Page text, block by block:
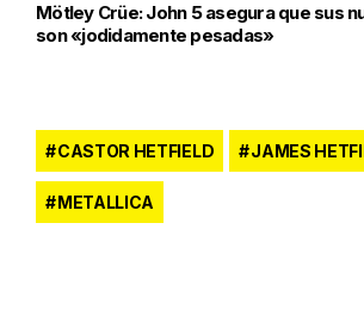
Mötley Crüe: John 5 asegura que sus
son «jodidamente pesadas»
CASTOR HETFIELD JAMES
METALLICA